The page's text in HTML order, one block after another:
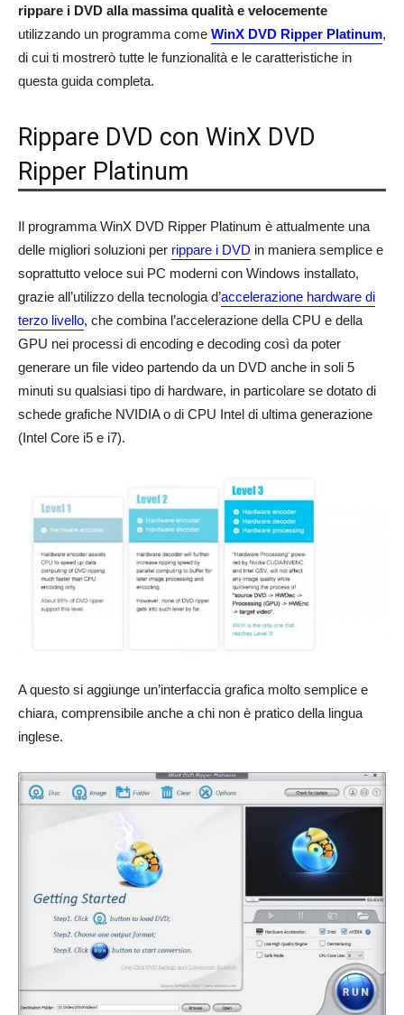
rippare i DVD alla massima qualità e velocemente
utilizzando un programma come WinX DVD Ripper Platinum,
di cui ti mostrerò tutte le funzionalità e le caratteristiche in
questa guida completa.
Rippare DVD con WinX DVD
Ripper Platinum
Il programma WinX DVD Ripper Platinum è attualmente una
delle migliori soluzioni per rippare i DVD in maniera semplice e
soprattutto veloce sui PC moderni con Windows installato,
grazie all’utilizzo della tecnologia d’accelerazione hardware di
terzo livello, che combina l’accelerazione della CPU e della
GPU nei processi di encoding e decoding così da poter
generare un file video partendo da un DVD anche in soli 5
minuti su qualsiasi tipo di hardware, in particolare se dotato di
schede grafiche NVIDIA o di CPU Intel di ultima generazione
(Intel Core i5 e i7).
A questo si aggiunge un’interfaccia grafica molto semplice e
chiara, comprensibile anche a chi non è pratico della lingua
inglese.